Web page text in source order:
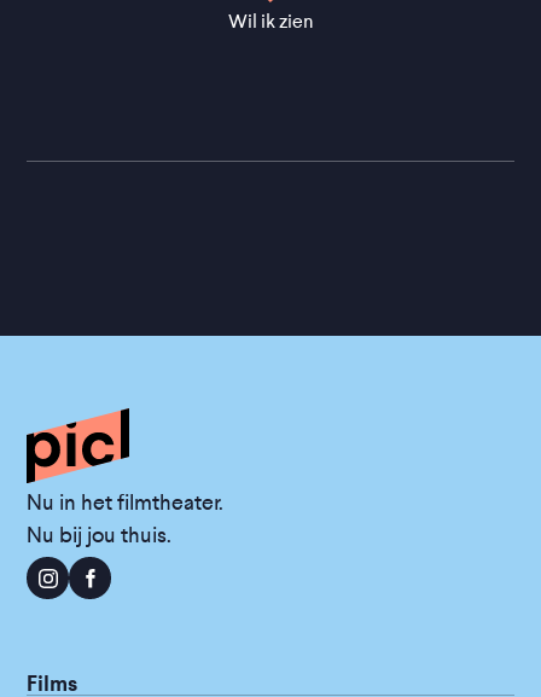
Wil ik zien
Nu in het filmtheater.
Nu bij jou thuis.
Films